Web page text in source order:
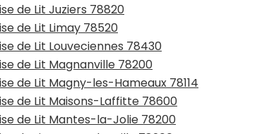
de Lit Juziers 78820
de Lit Limay 78520
de Lit Louveciennes 78430
de Lit Magnanville 78200
de Lit Magny-les-Hameaux 78114
de Lit Maisons-Laffitte 78600
de Lit Mantes-la-Jolie 78200